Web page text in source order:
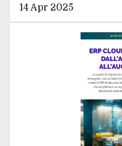
14 Apr 2025